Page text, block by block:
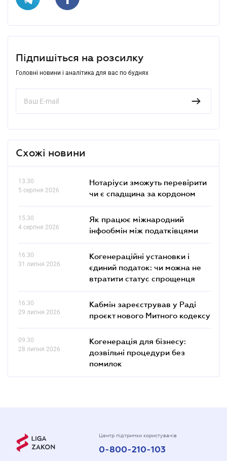
Підпишіться на розсилку
Головні новини і аналітика для вас по буднях
Схожі новини
13.30
5 серпня 2026
Нотаріуси зможуть перевірити
чи є спадщина за кордоном
15.30
4 серпня 2026
Як працює міжнародний
інфообмін між податківцями
16.30
31 липня 2026
Когенераційні установки і
єдиний податок: чи можна не
втратити статус спрощенця
16.30
29 липня 2026
Кабмін зареєстрував у Раді
проєкт нового Митного кодексу
09.30
28 липня 2026
Когенерація для бізнесу:
дозвільні процедури без
помилок
Центр підтримки користувачів
0-800-210-103